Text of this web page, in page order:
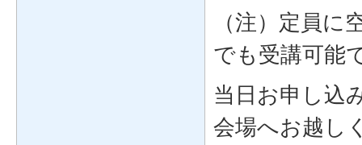
（注）定員に
でも受講可能
当日お申し込
会場へお越し